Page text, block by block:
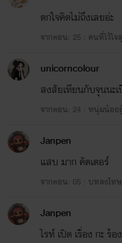
ตกใจคิดไม่ถึงเลยอ่ะ
จากตอน: 25 : คนที่ไว้ใ
unicorncolour
สงสัยเทียนกับจุนนะเ
จากตอน: 24 : หนุ่มน้อย
Janpen
แสบ มาก คัตเตอร์
จากตอน: 05 : บทลงโท
Janpen
ไรท์ เปิด เรื่อง กะ ร้อ